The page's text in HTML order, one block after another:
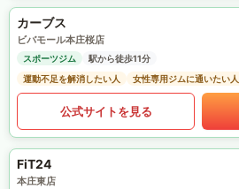
カーブス
ビバモール本庄桜店
スポーツジム
駅から徒歩11分
運動不足を解消したい人
女性専用ジムに通いたい人
公式サイトを見る
FiT24
本庄東店